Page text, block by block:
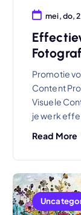
mei, do,
Promotie
Content
Visuele
je werk
Read More